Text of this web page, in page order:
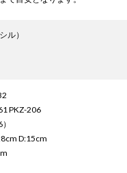
ル）
PKZ-206
D:15cm